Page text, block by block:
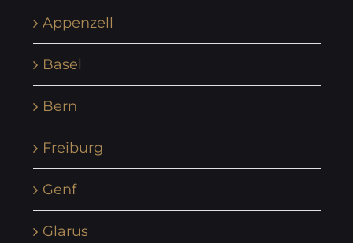
Appenzell
Basel
Bern
Freiburg
Genf
Glarus